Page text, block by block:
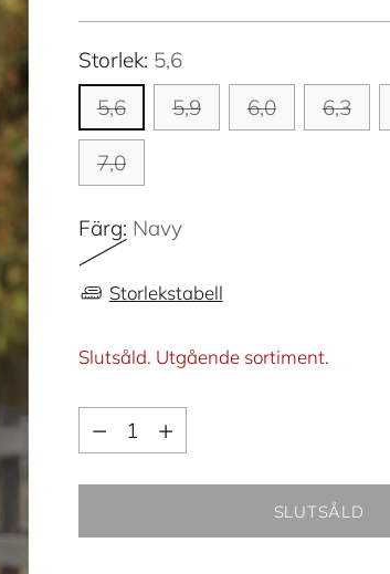
Storlek: 5,6
5,6
5,9 6,0 6,3
7,0
Färg: Navy
Storlekstabell
Slutsåld. Utgående sortiment.
Kvantitet
Kvantitet
SLUTSÅLD